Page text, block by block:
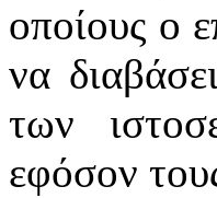
οποίους ο
να
των
εφόσον